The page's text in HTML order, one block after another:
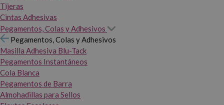
Tijeras
Cintas Adhesivas
Pegamentos, Colas y Adhesivos
Pegamentos, Colas y Adhesivos
Masilla Adhesiva Blu-Tack
Pegamentos Instantáneos
Cola Blanca
Pegamentos de Barra
Almohadillas para Sellos